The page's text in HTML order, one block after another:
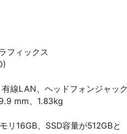
フィックス
線LAN、ヘッドフォンジャック
mm、1.83kg
リ16GB、SSD容量が512GBと